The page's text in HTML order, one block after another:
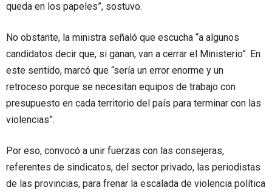
queda en los papeles”, sostuvo.
No obstante, la ministra señaló que escucha “a algunos
candidatos decir que, si ganan, van a cerrar el Ministerio”. En
este sentido, marcó que “sería un error enorme y un
retroceso porque se necesitan equipos de trabajo con
presupuesto en cada territorio del país para terminar con las
violencias”.
Por eso, convocó a unir fuerzas con las consejeras,
referentes de sindicatos, del sector privado, las periodistas
de las provincias, para frenar la escalada de violencia política